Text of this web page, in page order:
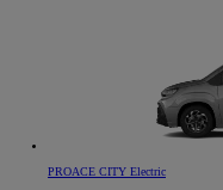
PROACE CITY Electric